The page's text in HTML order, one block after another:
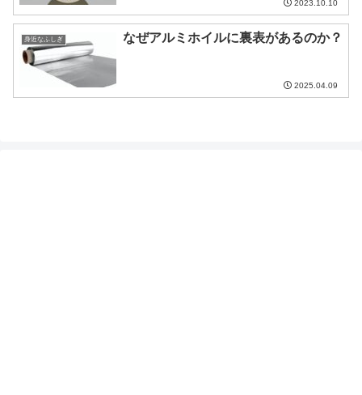
2023.10.10
身近なふしぎ なぜアルミホイルに裏表があるのか？
2025.04.09